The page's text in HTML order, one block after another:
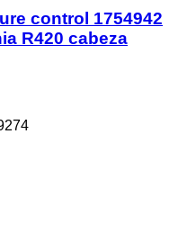
control 1754942
R420 cabeza